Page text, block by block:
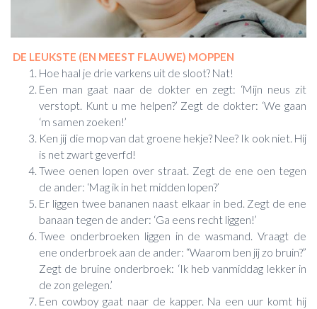
DE LEUKSTE (EN MEEST FLAUWE) MOPPEN
Hoe haal je drie varkens uit de sloot? Nat!
Een man gaat naar de dokter en zegt: ‘Mijn neus zit
verstopt. Kunt u me helpen?’ Zegt de dokter: ‘We gaan
‘m samen zoeken!’
Ken jij die mop van dat groene hekje? Nee? Ik ook niet. Hij
is net zwart geverfd!
Twee oenen lopen over straat. Zegt de ene oen tegen
de ander: ‘Mag ik in het midden lopen?’
Er liggen twee bananen naast elkaar in bed. Zegt de ene
banaan tegen de ander: ‘Ga eens recht liggen!’
Twee onderbroeken liggen in de wasmand. Vraagt de
ene onderbroek aan de ander: “Waarom ben jij zo bruin?”
Zegt de bruine onderbroek: ‘Ik heb vanmiddag lekker in
de zon gelegen.’
Een cowboy gaat naar de kapper. Na een uur komt hij